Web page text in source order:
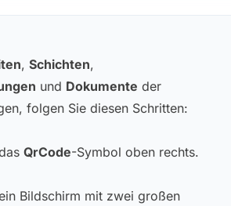
, Schichten,
und Dokumente der
folgen Sie diesen Schritten:
QrCode-Symbol oben rechts.
Bildschirm mit zwei großen